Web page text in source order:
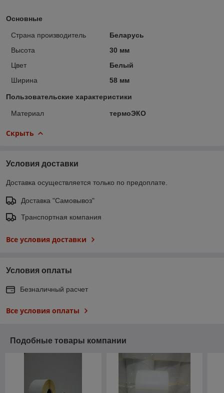
Основные
Страна производитель
Беларусь
Высота
30 мм
Цвет
Белый
Ширина
58 мм
Пользовательские характеристики
Материал термоЭКО
Скрыть
Условия доставки
Доставка осуществляется только по предоплате.
Доставка "Самовывоз"
Транспортная компания
Все условия доставки
Условия оплаты
Безналичный расчет
Все условия оплаты
Подобные товары компании